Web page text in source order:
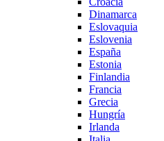
Dinamarca
Eslovaquia
Eslovenia
España
Estonia
Finlandia
Francia
Grecia
Hungría
Irlanda